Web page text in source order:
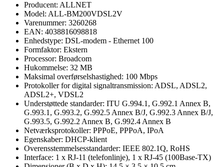
Producent: ALLNET
Model: ALL-BM200VDSL2V
Varenummer: 3260268
EAN: 4038816098818
Enhedstype: DSL-modem - Ethernet 100
Formfaktor: Ekstern
Processor: Broadcom
Hukommelse: 32 MB
Maksimal overførselshastighed: 100 Mbps
Protokoller for digital signaltransmission: ADSL, ADSL2,
ADSL2+, VDSL2
Understøttede standarder: ITU G.994.1, G.992.1 Annex B,
G.993.1, G.993.2, G.992.5 Annex B/J, G.992.3 Annex B/J,
G.993.5, G.992.2 Annex B, G.992.4 Annex B
Netværksprotokoller: PPPoE, PPPoA, IPoA
Egenskaber: DHCP-klient
Overensstemmelsesstandarder: IEEE 802.1Q, RoHS
Interface: 1 x RJ-11 (telefonlinje), 1 x RJ-45 (100Base-TX)